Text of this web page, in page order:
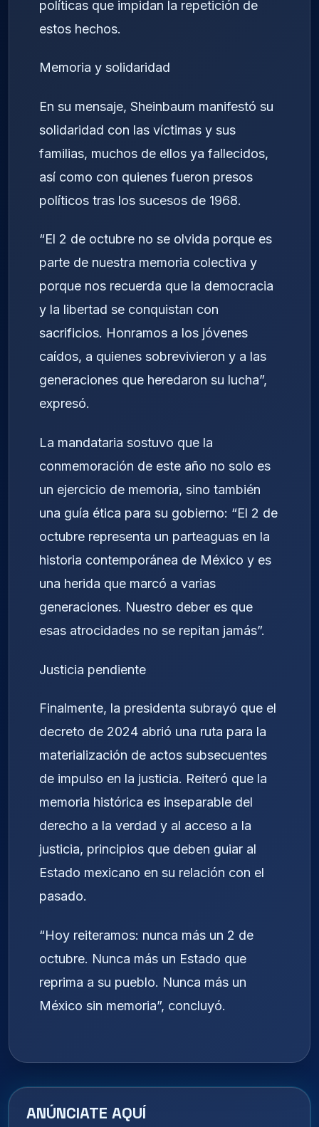
políticas que impidan la repetición de
estos hechos.
Memoria y solidaridad
En su mensaje, Sheinbaum manifestó su
solidaridad con las víctimas y sus
familias, muchos de ellos ya fallecidos,
así como con quienes fueron presos
políticos tras los sucesos de 1968.
“El 2 de octubre no se olvida porque es
parte de nuestra memoria colectiva y
porque nos recuerda que la democracia
y la libertad se conquistan con
sacrificios. Honramos a los jóvenes
caídos, a quienes sobrevivieron y a las
generaciones que heredaron su lucha”,
expresó.
La mandataria sostuvo que la
conmemoración de este año no solo es
un ejercicio de memoria, sino también
una guía ética para su gobierno: “El 2 de
octubre representa un parteaguas en la
historia contemporánea de México y es
una herida que marcó a varias
generaciones. Nuestro deber es que
esas atrocidades no se repitan jamás”.
Justicia pendiente
Finalmente, la presidenta subrayó que el
decreto de 2024 abrió una ruta para la
materialización de actos subsecuentes
de impulso en la justicia. Reiteró que la
memoria histórica es inseparable del
derecho a la verdad y al acceso a la
justicia, principios que deben guiar al
Estado mexicano en su relación con el
pasado.
“Hoy reiteramos: nunca más un 2 de
octubre. Nunca más un Estado que
reprima a su pueblo. Nunca más un
México sin memoria”, concluyó.
ANÚNCIATE AQUÍ